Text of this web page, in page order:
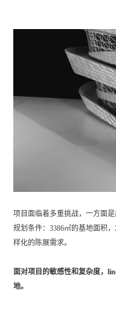
项目面临着多重挑战，一方面
规划条件：3386㎡的基地面积
样化的陈展需求。
面对项目的敏感性和复杂度，
地。